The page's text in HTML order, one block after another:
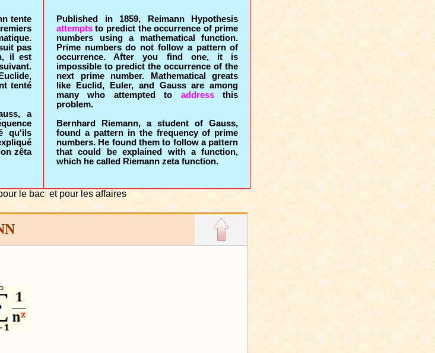
tente
pas
il est
tenté
a
qu'ils
zêta
Published in 1859, Reimann Hypothesis
attemptsto predict the occurrence of prime
numbers using a mathematical function.
Prime numbers do not follow a pattern of
occurrence. After you find one, it is
impossible to predict the occurrence of the
next prime number. Mathematical greats
like Euclid, Euler, and Gauss are among
many who attempted to addressthis
problem.
Bernhard Riemann, a student of Gauss,
found a pattern in the frequency of prime
numbers. He found them to follow a pattern
that could be explained with a function,
which he called Riemann zeta function.
le bac et pour les affaires